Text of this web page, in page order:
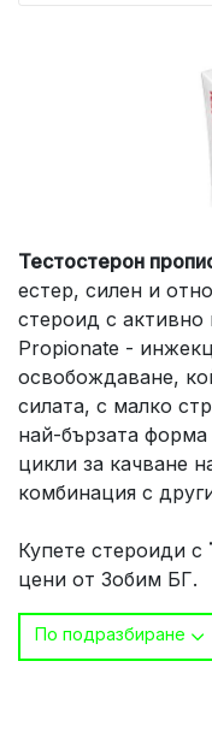
Тестостерон
естер, силен и
стероид с
Propionate -
освобождаване,
силата, с малко
най-бързата форма
цикли за качване
комбинация с
Купете стероиди с
цени от Зобим БГ.
По подразбиране